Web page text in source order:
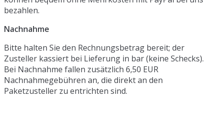
bezahlen.
Nachnahme
Bitte halten Sie den Rechnungsbetrag bereit; der
Zusteller kassiert bei Lieferung in bar (keine Schecks).
Bei Nachnahme fallen zusätzlich 6,50 EUR
Nachnahmegebühren an, die direkt an den
Paketzusteller zu entrichten sind.